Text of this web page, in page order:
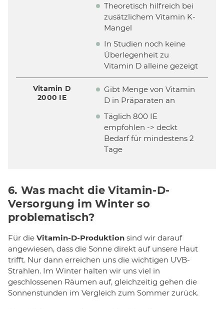
Theoretisch hilfreich bei
zusätzlichem Vitamin K-
Mangel
In Studien noch keine
Überlegenheit zu
Vitamin D alleine gezeigt
Vitamin D
2000 IE
Gibt Menge von Vitamin
D in Präparaten an
Täglich 800 IE
empfohlen -> deckt
Bedarf für mindestens 2
Tage
6. Was macht die Vitamin-D-
Versorgung im Winter so
problematisch?
Für die Vitamin-D-Produktion sind wir darauf
angewiesen, dass die Sonne direkt auf unsere Haut
trifft. Nur dann erreichen uns die wichtigen UVB-
Strahlen. Im Winter halten wir uns viel in
geschlossenen Räumen auf, gleichzeitig gehen die
Sonnenstunden im Vergleich zum Sommer zurück.